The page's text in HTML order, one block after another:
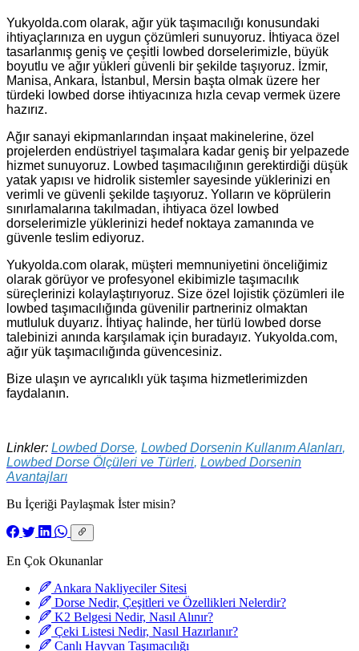
Yukyolda.com olarak, ağır yük taşımacılığı konusundaki
ihtiyaçlarınıza en uygun çözümleri sunuyoruz. İhtiyaca özel
tasarlanmış geniş ve çeşitli lowbed dorselerimizle, büyük
boyutlu ve ağır yükleri güvenli bir şekilde taşıyoruz. İzmir,
Manisa, Ankara, İstanbul, Mersin başta olmak üzere her
türdeki lowbed dorse ihtiyacınıza hızla cevap vermek üzere
hazırız.
Ağır sanayi ekipmanlarından inşaat makinelerine, özel
projelerden endüstriyel taşımalara kadar geniş bir yelpazede
hizmet sunuyoruz. Lowbed taşımacılığının gerektirdiği düşük
yatak yapısı ve hidrolik sistemler sayesinde yüklerinizi en
verimli ve güvenli şekilde taşıyoruz. Yolların ve köprülerin
sınırlamalarına takılmadan, ihtiyaca özel lowbed
dorselerimizle yüklerinizi hedef noktaya zamanında ve
güvenle teslim ediyoruz.
Yukyolda.com olarak, müşteri memnuniyetini önceliğimiz
olarak görüyor ve profesyonel ekibimizle taşımacılık
süreçlerinizi kolaylaştırıyoruz. Size özel lojistik çözümleri ile
lowbed taşımacılığında güvenilir partneriniz olmaktan
mutluluk duyarız. İhtiyaç halinde, her türlü lowbed dorse
talebinizi anında karşılamak için buradayız. Yukyolda.com,
ağır yük taşımacılığında güvencesiniz.
Bize ulaşın ve ayrıcalıklı yük taşıma hizmetlerimizden
faydalanın.
Linkler: Lowbed Dorse, Lowbed Dorsenin Kullanım Alanları,
Lowbed Dorse Ölçüleri ve Türleri, Lowbed Dorsenin
Avantajları
Bu İçeriği Paylaşmak İster misin?
En Çok Okunanlar
Ankara Nakliyeciler Sitesi
Dorse Nedir, Çeşitleri ve Özellikleri Nelerdir?
K2 Belgesi Nedir, Nasıl Alınır?
Çeki Listesi Nedir, Nasıl Hazırlanır?
Canlı Hayvan Taşımacılığı